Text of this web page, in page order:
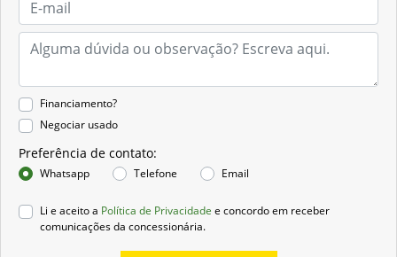
Financiamento?
Negociar usado
Preferência de contato:
Whatsapp Telefone Email
Li e aceito a Política de Privacidade e concordo em receber
comunicações da concessionária.